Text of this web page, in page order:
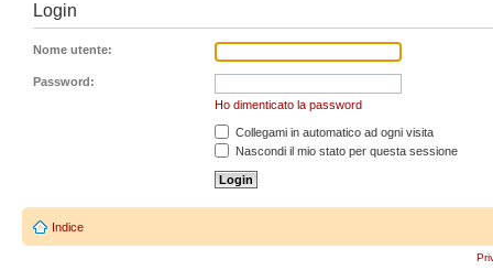
Login
Nome utente:
Password:
Ho dimenticato la password
Collegami in automatico ad ogni visita
Nascondi il mio stato per questa sessione
Indice